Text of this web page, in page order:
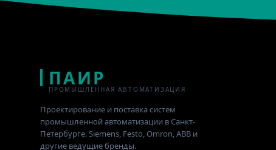
ПАИР
ПРОМЫШЛЕННАЯ АВТОМАТИЗАЦИЯ
Проектирование и поставка систем
промышленной автоматизации в Санкт-
Петербурге. Siemens, Festo, Omron, ABB и
другие ведущие бренды.